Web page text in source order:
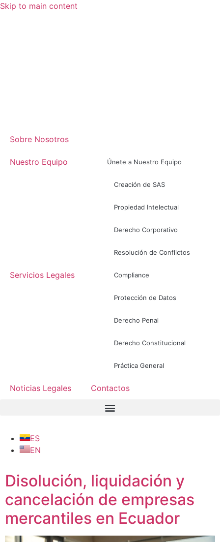
Skip to main content
Sobre Nosotros
Nuestro Equipo Únete a Nuestro Equipo
Servicios Legales
Creación de SAS
Propiedad Intelectual
Derecho Corporativo
Resolución de Conflictos
Compliance
Protección de Datos
Derecho Penal
Derecho Constitucional
Práctica General
Noticias Legales Contactos
ES
EN
Disolución, liquidación y
cancelación de empresas
mercantiles en Ecuador